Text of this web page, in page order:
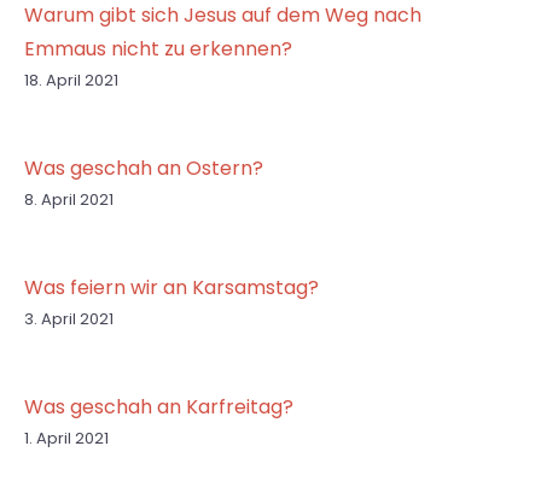
Warum gibt sich Jesus auf dem Weg nach
Emmaus nicht zu erkennen?
18. April 2021
Was geschah an Ostern?
8. April 2021
Was feiern wir an Karsamstag?
3. April 2021
Was geschah an Karfreitag?
1. April 2021